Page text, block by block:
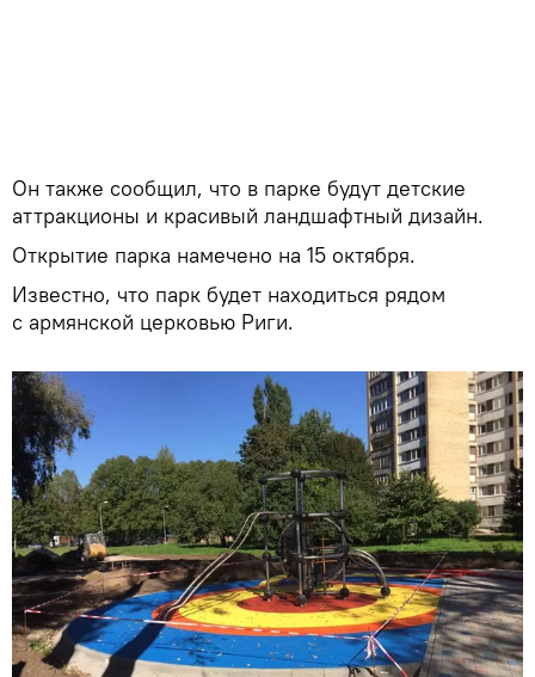
Он также сообщил, что в парке будут детские
аттракционы и красивый ландшафтный дизайн.
Открытие парка намечено на 15 октября.
Известно, что парк будет находиться рядом
с армянской церковью Риги.